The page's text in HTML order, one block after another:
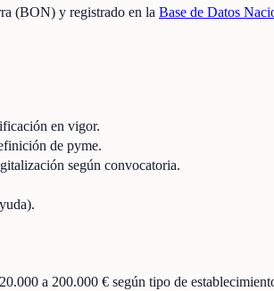
(BON) y registrado en la Base de Datos
en vigor.
de pyme.
según convocatoria.
a 200.000 € según tipo de